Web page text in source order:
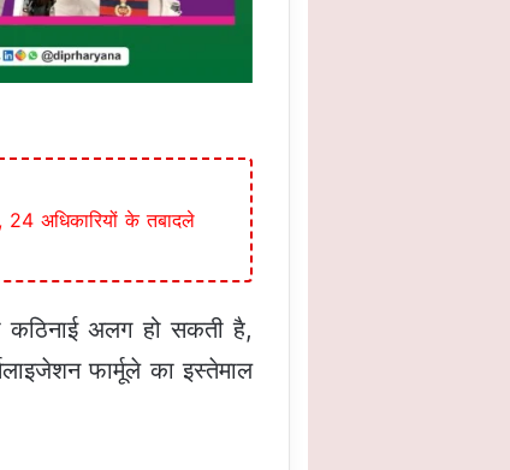
24 अधिकारियों के तबादले
कठिनाई अलग हो सकती है,
फार्मूले का इस्तेमाल